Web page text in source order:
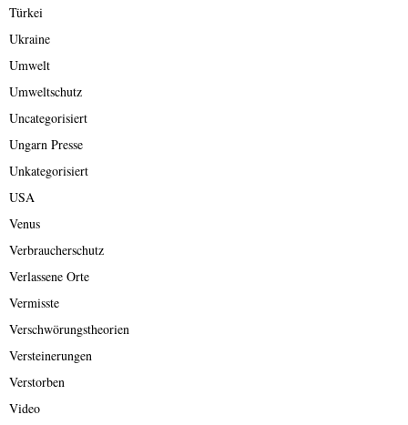
Türkei
Ukraine
Umwelt
Umweltschutz
Uncategorisiert
Ungarn Presse
Unkategorisiert
USA
Venus
Verbraucherschutz
Verlassene Orte
Vermisste
Verschwörungstheorien
Versteinerungen
Verstorben
Video